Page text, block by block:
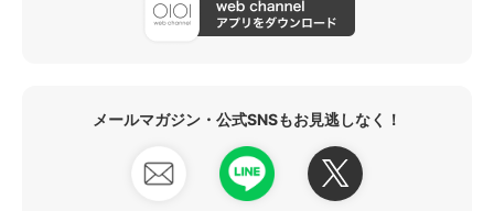
メールマガジン・公式SNSもお見逃しなく！